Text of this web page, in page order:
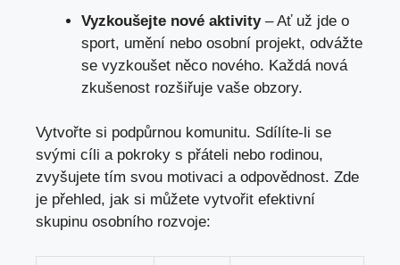
Vyzkoušejte nové aktivity– Ať už jde o
sport, umění nebo osobní projekt, odvážte
se vyzkoušet něco nového. Každá nová
zkušenost rozšiřuje vaše obzory.
Vytvořte si podpůrnou komunitu. Sdílíte-li se
svými cíli a pokroky s přáteli nebo rodinou,
zvyšujete tím svou motivaci a odpovědnost. Zde
je přehled, jak si můžete vytvořit efektivní
skupinu osobního rozvoje: